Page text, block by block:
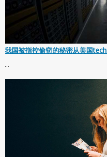
我国被指控偷窃的秘密从美国
...